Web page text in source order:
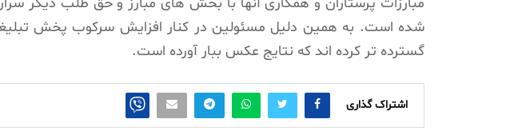
شده است. به همین دلیل مسئولین در کنار افزایش سرکوب پخش
گسترده تر کرده اند که نتایج عکس ببار آورده است.
اشتراک گذاری